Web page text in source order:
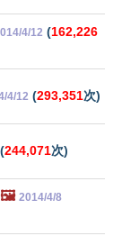
4/12 (162,226
4/12 (293,351次)
(244,071次)
🖼️ 2014/4/8